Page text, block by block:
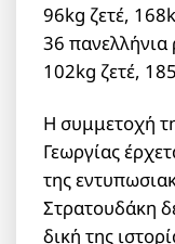
96kg ζετέ,
36 πανελλήνια
102kg ζετέ,
Η συμμετοχή
Γεωργίας
της
Στρατουδάκη
δική της